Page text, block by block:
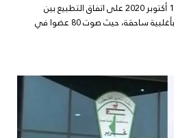
صادق الكنيست الإسرائيلي في 15 أكتوبر 2020 على اتفاق التطبيع بين
إسرائيل والإمارات العربية المتحدة بأغلبية ساحقة، حيث صوت 80 عضوا في